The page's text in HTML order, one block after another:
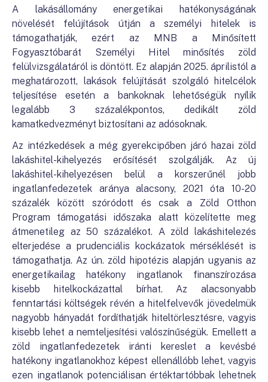
A lakásállomány energetikai hatékonyságának
növelését felújítások útján a személyi hitelek is
támogathatják, ezért az MNB a Minősített
Fogyasztóbarát Személyi Hitel minősítés zöld
felülvizsgálatáról is döntött. Ez alapján 2025. áprilistól a
meghatározott, lakások felújítását szolgáló hitelcélok
teljesítése esetén a bankoknak lehetőségük nyílik
legalább 3 százalékpontos, dedikált zöld
kamatkedvezményt biztosítani az adósoknak.
Az intézkedések a még gyerekcipőben járó hazai zöld
lakáshitel-kihelyezés erősítését szolgálják. Az új
lakáshitel-kihelyezésen belül a korszerűnél jobb
ingatlanfedezetek aránya alacsony, 2021 óta 10-20
százalék között szóródott és csak a Zöld Otthon
Program támogatási időszaka alatt közelítette meg
átmenetileg az 50 százalékot. A zöld lakáshitelezés
elterjedése a prudenciális kockázatok mérséklését is
támogathatja. Az ún. zöld hipotézis alapján ugyanis az
energetikailag hatékony ingatlanok finanszírozása
kisebb hitelkockázattal bírhat. Az alacsonyabb
fenntartási költségek révén a hitelfelvevők jövedelmük
nagyobb hányadát fordíthatják hiteltörlesztésre, vagyis
kisebb lehet a nemteljesítési valószínűségük. Emellett a
zöld ingatlanfedezetek iránti kereslet a kevésbé
hatékony ingatlanokhoz képest ellenállóbb lehet, vagyis
ezen ingatlanok potenciálisan értéktartóbbak lehetnek